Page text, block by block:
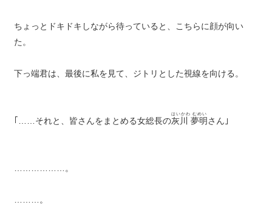
ちょっとドキドキしながら待っていると、こちらに顔が向い
た。
下っ端君は、最後に私を見て、ジトリとした視線を向ける。
｢……それと、皆さんをまとめる女総長の灰川 夢明
はいかわ むめい
さん｣
………………。
………。